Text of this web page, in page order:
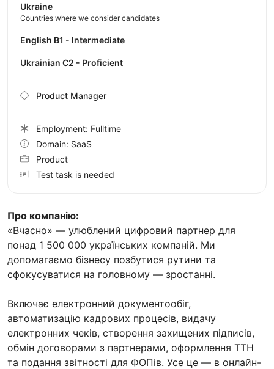
Про компанію:
«Вчасно» — улюблений цифровий партнер для
понад 1 500 000 українських компаній. Ми
допомагаємо бізнесу позбутися рутини та
сфокусуватися на головному — зростанні.
Включає електронний документообіг,
автоматизацію кадрових процесів, видачу
електронних чеків, створення захищених підписів,
обмін договорами з партнерами, оформлення ТТН
та подання звітності для ФОПів. Усе це — в онлайн-
Ukraine
Countries where we consider candidates
English B1 - Intermediate
Ukrainian C2 - Proficient
Product Manager
Employment: Fulltime
Domain: SaaS
Product
Test task is needed